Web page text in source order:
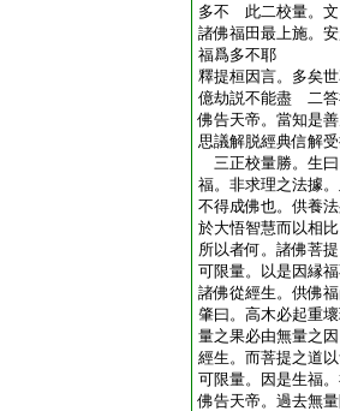
多不 此二校量。文
諸佛福田最上施。
福爲多不耶
釋提桓因言。多矣
億劫説不能盡 二答
佛告天帝。當知是
思議解脱經典信解
三正校量勝。生
福。非求理之法據
不得成佛也。供養
於大悟智慧而以相
所以者何。諸佛菩
可限量。以是因縁
諸佛從經生。供佛
肇曰。高木必起重
量之果必由無量之
經生。而菩提之道
可限量。因是生福
佛告天帝。過去無